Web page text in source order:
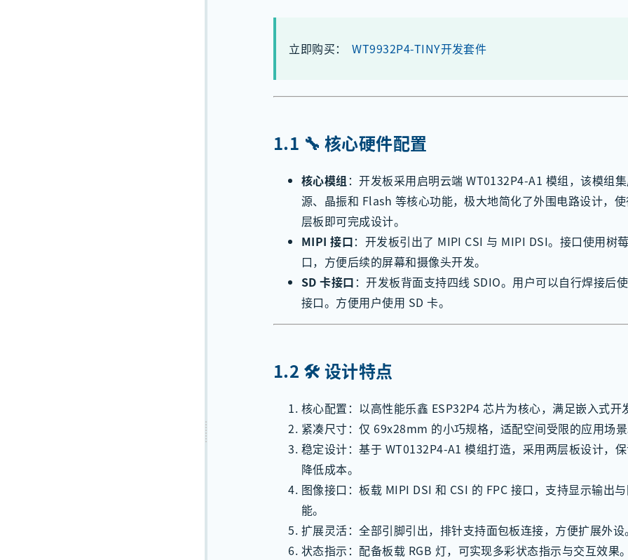
立即购买： WT9932P4-TINY开发套件
1.1 🔧 核心硬件配置
核心模组 ：开发板采用启明云端 WT0132P4-A1 模组，该模组
源、晶振和 Flash 等核心功能，极大地简化了外围电路设计，
层板即可完成设计。
MIPI 接口：开发板引出了 MIPI CSI 与 MIPI DSI。接口使用树
口，方便后续的屏幕和摄像头开发。
SD 卡接口 ：开发板背面支持四线 SDIO。用户可以自行焊接后
接口。方便用户使用 SD 卡。
1.2 🛠️ 设计特点
核心配置：以高性能乐鑫 ESP32P4 芯片为核心，满足嵌入式开
紧凑尺寸：仅 69x28mm 的小巧规格，适配空间受限的应用场
稳定设计：基于 WT0132P4‑A1 模组打造，采用两层板设计，
降低成本。
图像接口：板载 MIPI DSI 和 CSI 的 FPC 接口，支持显示输出
能。
扩展灵活：全部引脚引出，排针支持面包板连接，方便扩展外设
状态指示：配备板载 RGB 灯，可实现多彩状态指示与交互效果